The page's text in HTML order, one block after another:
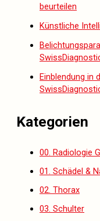
beurteilen
Künstliche
Einblendung in
Kategorien
00. Radiologie
01. Schädel &
02. Thorax
03. Schulter